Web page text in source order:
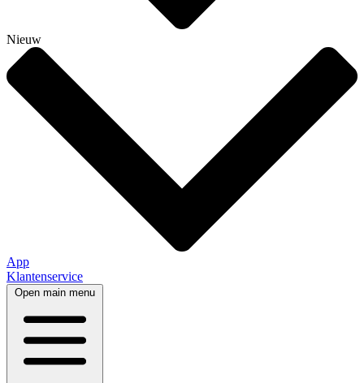
Nieuw
App
Klantenservice
Open main menu